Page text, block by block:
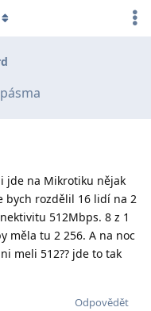
jde na Mikrotiku nějak
bych rozdělil 16 lidí na 2
512Mbps. 8 z 1
měla tu 2 256. A na noc
meli 512?? jde to tak
Odpovědět